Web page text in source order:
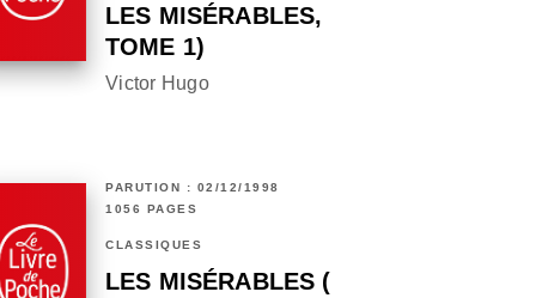
LES MISÉRABLES,
TOME 1)
Victor Hugo
PARUTION : 02/12/1998
1056 PAGES
CLASSIQUES
LES MISÉRABLES (